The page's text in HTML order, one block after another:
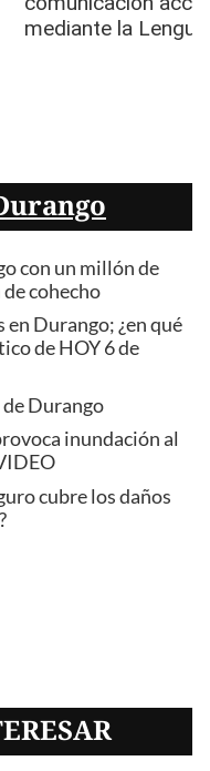
con un millón de
de cohecho
Durango; ¿en qué
de HOY 6 de
Durango
inundación al
cubre los daños